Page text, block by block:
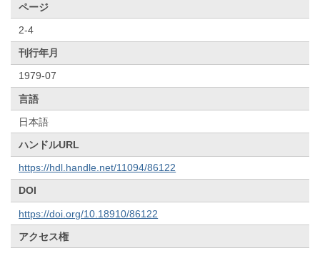
ページ
2-4
刊行年月
1979-07
言語
日本語
ハンドルURL
https://hdl.handle.net/11094/86122
DOI
https://doi.org/10.18910/86122
アクセス権